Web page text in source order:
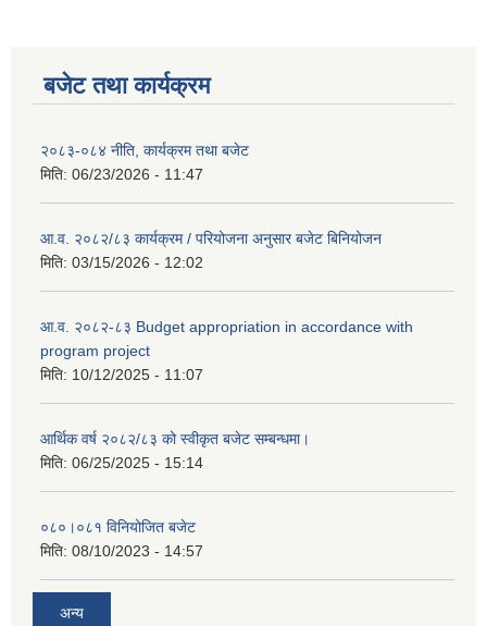
बजेट तथा कार्यक्रम
२०८३-०८४ नीति, कार्यक्रम तथा बजेट
मिति: 06/23/2026 - 11:47
आ.व. २०८२/८३ कार्यक्रम / परियोजना अनुसार बजेट बिनियोजन
मिति: 03/15/2026 - 12:02
आ.व. २०८२-८३ Budget appropriation in accordance with
program project
मिति: 10/12/2025 - 11:07
आर्थिक वर्ष २०८२/८३ को स्वीकृत बजेट सम्बन्धमा।
मिति: 06/25/2025 - 15:14
०८०।०८१ विनियोजित बजेट
मिति: 08/10/2023 - 14:57
अन्य